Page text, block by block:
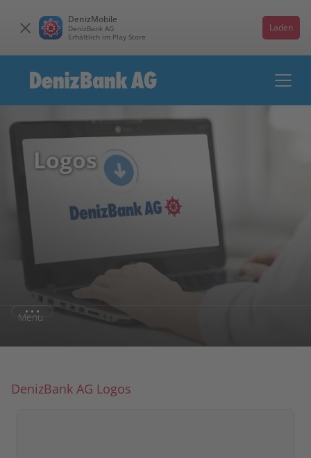
DenizMobile
DenizBank AG
Erhältlich im Play Store
Laden
Logos
Menu
DenizBank AG Logos